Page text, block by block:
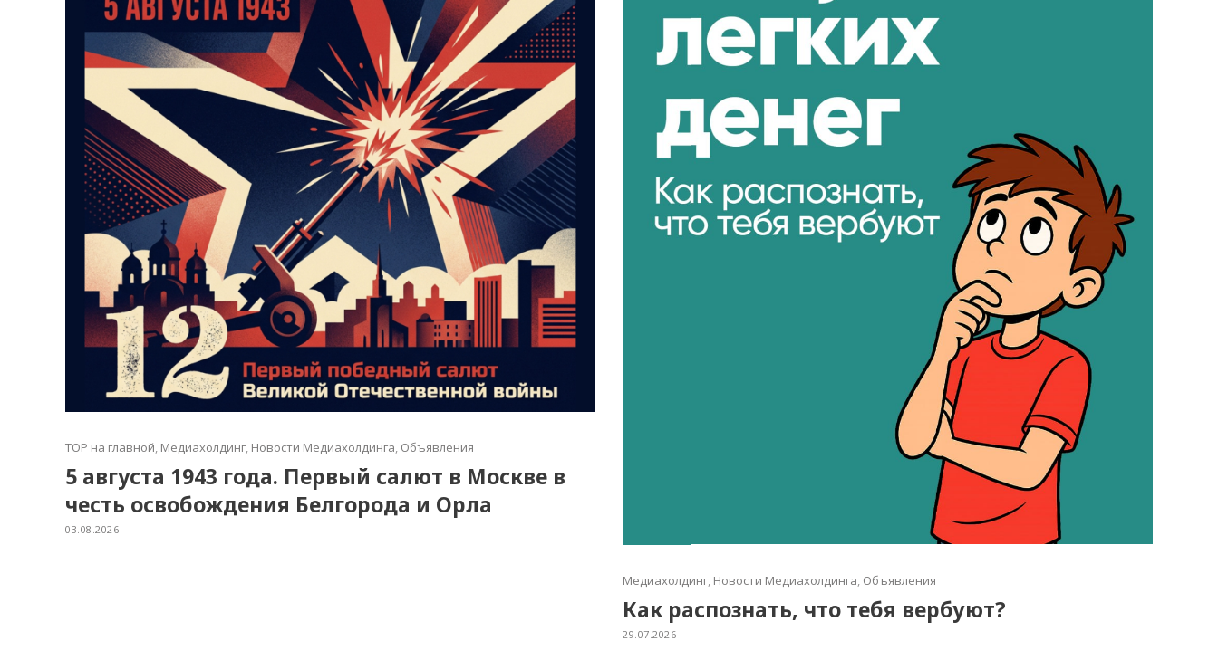
TOP на главной, Медиахолдинг, Новости Медиахолдинга, Объявления
5 августа 1943 года. Первый салют в Москве в
честь освобождения Белгорода и Орла
03.08.2026
Медиахолдинг Новости Медиахолдинга Объявления
Как распознать, что тебя вербуют?
29.07.2026